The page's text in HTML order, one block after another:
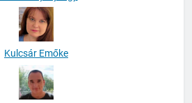
Kulcsár Emőke